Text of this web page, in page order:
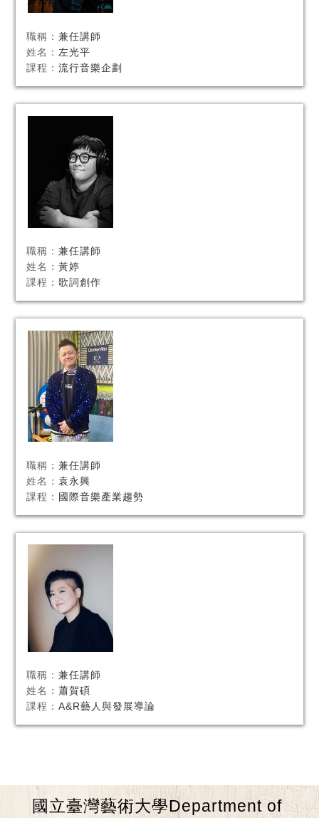
職稱：兼任講師
姓名： 左光平
課程：流行音樂企劃
職稱：兼任講師
姓名：黃婷
課程：歌詞創作
職稱：兼任講師
姓名： 袁永興
課程： 國際音樂產業趨勢
職稱：兼任講師
姓名：蕭賀碩
課程：A&R藝人與發展導論
國立臺灣藝術大學Department of